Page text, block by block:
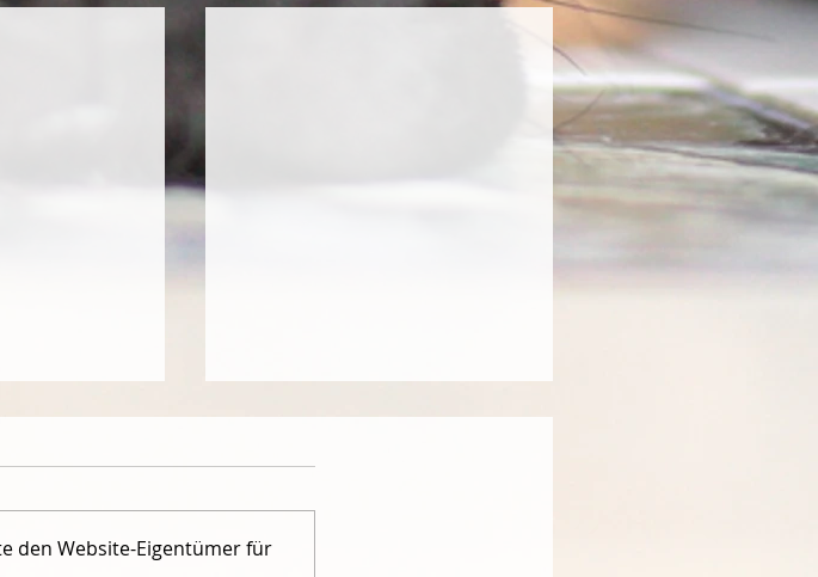
Jean und Dagio erfolgreich an
An der FH-Prüfung in Huttwil
Vollenweider und Dagio in der
den Website-Eigentümer für